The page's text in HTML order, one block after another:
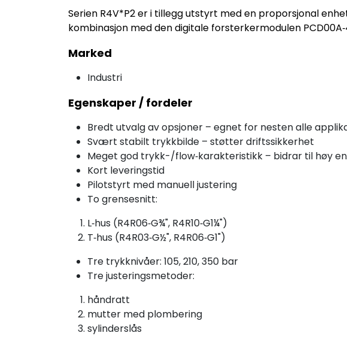
Serien R4V*P2 er i tillegg utstyrt med en proporsjonal
kombinasjon med den digitale forsterkermodulen
Marked
Industri
Egenskaper / fordeler
Bredt utvalg av opsjoner – egnet for nesten alle
Svært stabilt trykkbilde – støtter driftssikkerhet
Meget god trykk-/flow‑karakteristikk – bidrar til høy
Kort leveringstid
Pilotstyrt med manuell justering
To grensesnitt:
L‑hus (R4R06‑G¾", R4R10‑G1¼")
T‑hus (R4R03‑G½", R4R06‑G1")
Tre trykknivåer: 105, 210, 350 bar
Tre justeringsmetoder:
håndratt
mutter med plombering
sylinderslås